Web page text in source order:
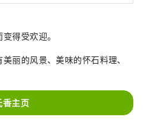
都可以感受到熏香的舒适
得受欢迎。
丽的风景、美味的怀石料理、
香主页